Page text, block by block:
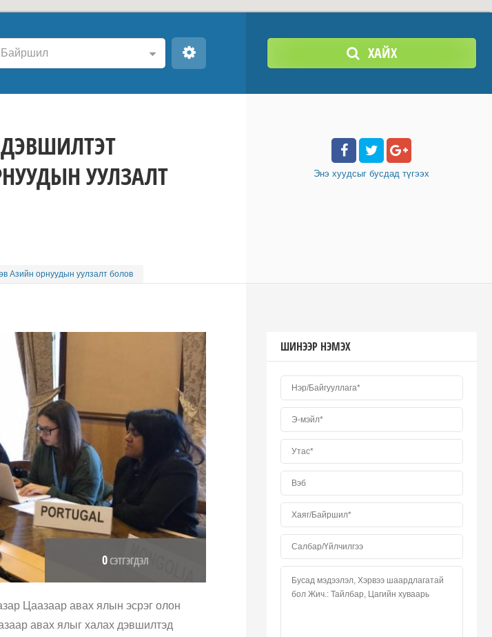
Байршил ХАЙХ
УУЛЗАЛТ
Азийн орнуудын уулзалт болов
Энэ хуудсыг бусдад түгээх
0СЭТГЭГДЭЛ
Цаазаар авах ялын эсрэг олон
авах ялыг халах дэвшилтэд
ШИНЭЭР НЭМЭХ